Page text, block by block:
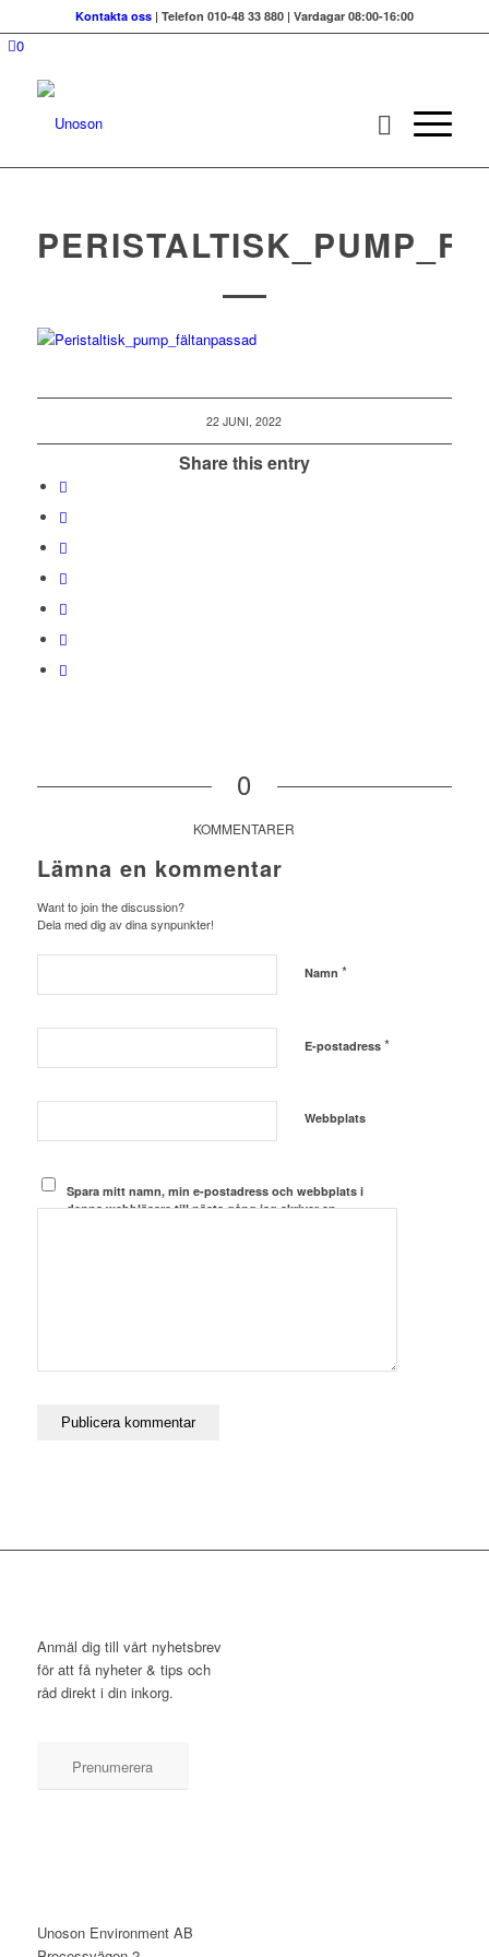
Kontakta oss| Telefon 010-48 33 880 | Vardagar 08:00-16:00
0
22 JUNI, 2022
Share this entry
0
KOMMENTARER
Lämna en kommentar
Want to join the discussion?
Dela med dig av dina synpunkter!
Namn *
E-postadress *
Webbplats
Spara mitt namn, min e-postadress och webbplats i
denna webbläsare till nästa gång jag skriver en
Anmäl dig till vårt nyhetsbrev
för att få nyheter & tips och
råd direkt i din inkorg.
Prenumerera
Unoson Environment AB